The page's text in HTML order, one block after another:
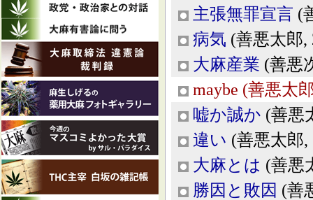
主張無罪宣言 (
病気 (善悪太郎,
大麻産業 (善悪
maybe (善悪太
嘘か誠か (善悪
違い (善悪太郎,
大麻とは (善悪
勝因と敗因 (善